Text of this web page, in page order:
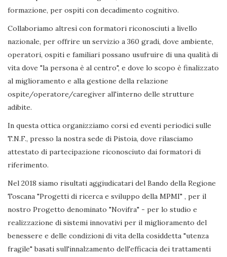
formazione, per ospiti con decadimento cognitivo.
Collaboriamo altresì con formatori riconosciuti a livello
nazionale, per offrire un servizio a 360 gradi, dove ambiente,
operatori, ospiti e familiari possano usufruire di una qualità di
vita dove "la persona è al centro", e dove lo scopo è finalizzato
al miglioramento e alla gestione della relazione
ospite/operatore/caregiver all'interno delle strutture
adibite.
In questa ottica organizziamo corsi ed eventi periodici sulle
T.N.F., presso la nostra sede di Pistoia, dove rilasciamo
attestato di partecipazione riconosciuto dai formatori di
riferimento.
Nel 2018 siamo risultati aggiudicatari del Bando della Regione
Toscana "Progetti di ricerca e sviluppo della MPMI" , per il
nostro Progetto denominato "Novifra" - per lo studio e
realizzazione di sistemi innovativi per il miglioramento del
benessere e delle condizioni di vita della cosiddetta "utenza
fragile" basati sull'innalzamento dell'efficacia dei trattamenti